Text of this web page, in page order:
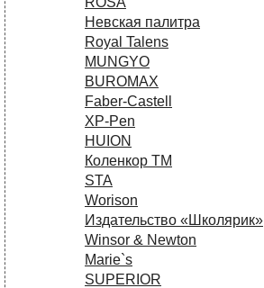
Невская палитра
Royal Talens
MUNGYO
BUROMAX
Faber-Castell
XP-Pen
HUION
Коленкор ТМ
STA
Worison
Издательство «Школярик»
Winsor & Newton
Marie`s
SUPERIOR